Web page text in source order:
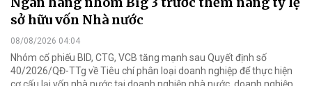
sở hữu vốn Nhà nước
08/08/2026 04:04
Nhóm cổ phiếu BID, CTG, VCB tăng mạnh sau Quyết định số
40/2026/QĐ-TTg về Tiêu chí phân loại doanh nghiệp để thực hiện